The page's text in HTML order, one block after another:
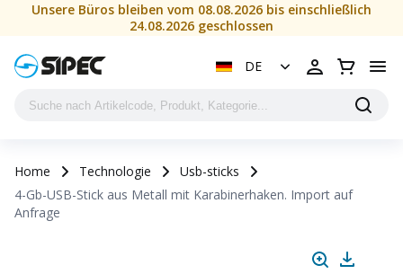
Unsere Büros bleiben vom 08.08.2026 bis einschließlich
24.08.2026 geschlossen
DE
Home Technologie
Usb-sticks
4-Gb-USB-Stick aus Metall mit Karabinerhaken. Import auf
Anfrage
4-Gb-USB-Stick aus Metall mit Karabinerhaken. Import auf